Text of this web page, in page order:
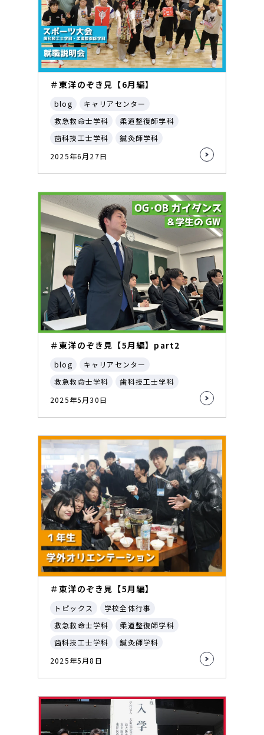
＃東洋のぞき見【6月編】
blog
キャリアセンター
救急救命士学科
柔道整復師学科
歯科技工士学科
鍼灸師学科
2025年6月27日
＃東洋のぞき見【5月編】part2
blog
キャリアセンター
救急救命士学科
歯科技工士学科
2025年5月30日
＃東洋のぞき見【5月編】
トピックス
学校全体行事
救急救命士学科
柔道整復師学科
歯科技工士学科
鍼灸師学科
2025年5月8日